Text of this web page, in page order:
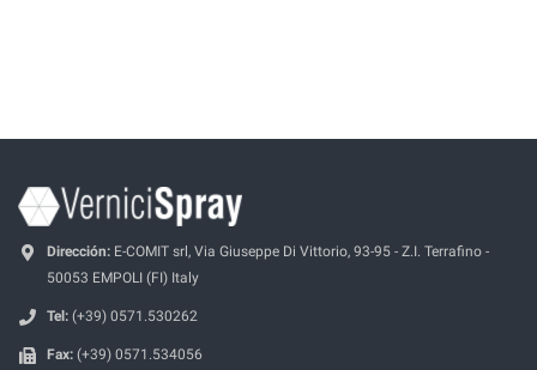
Dirección: E-COMIT srl, Via Giuseppe Di Vittorio, 93-95 - Z.I. Terrafino -
50053 EMPOLI (FI) Italy
Tel: (+39) 0571.530262
Fax: (+39) 0571.534056